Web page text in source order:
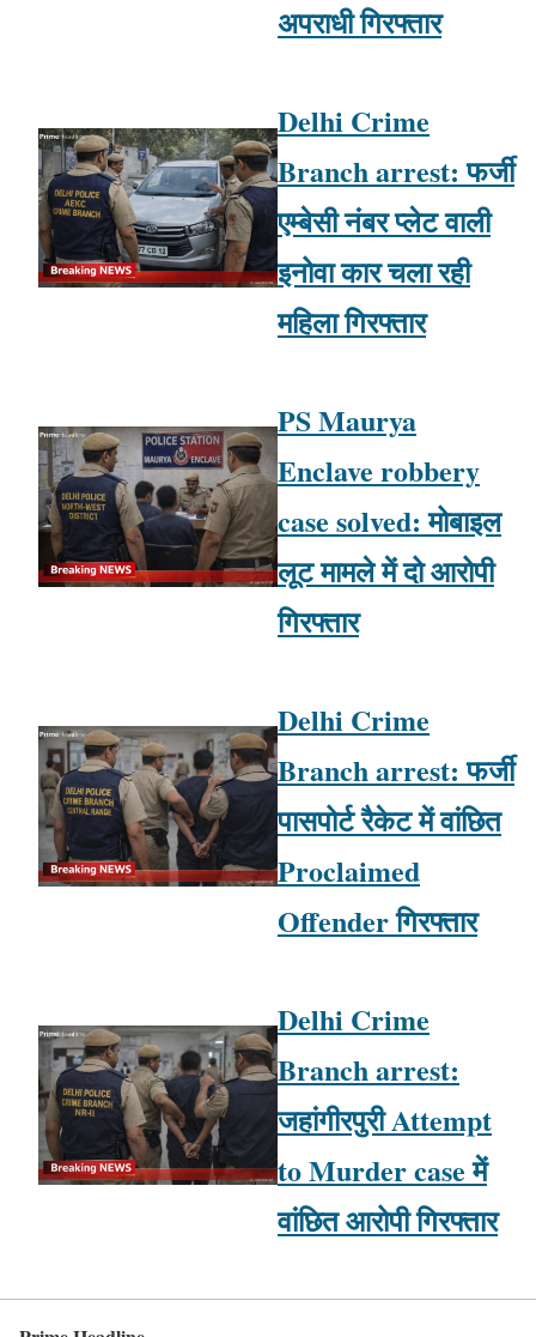
अपराधी गिरफ्तार
Delhi Crime
Branch arrest: फर्जी
एम्बेसी नंबर प्लेट वाली
इनोवा कार चला रही
महिला गिरफ्तार
PS Maurya
Enclave robbery
case solved: मोबाइल
लूट मामले में दो आरोपी
गिरफ्तार
Delhi Crime
Branch arrest: फर्जी
पासपोर्ट रैकेट में वांछित
Proclaimed
Offender गिरफ्तार
Delhi Crime
Branch arrest:
जहांगीरपुरी Attempt
to Murder case में
वांछित आरोपी गिरफ्तार